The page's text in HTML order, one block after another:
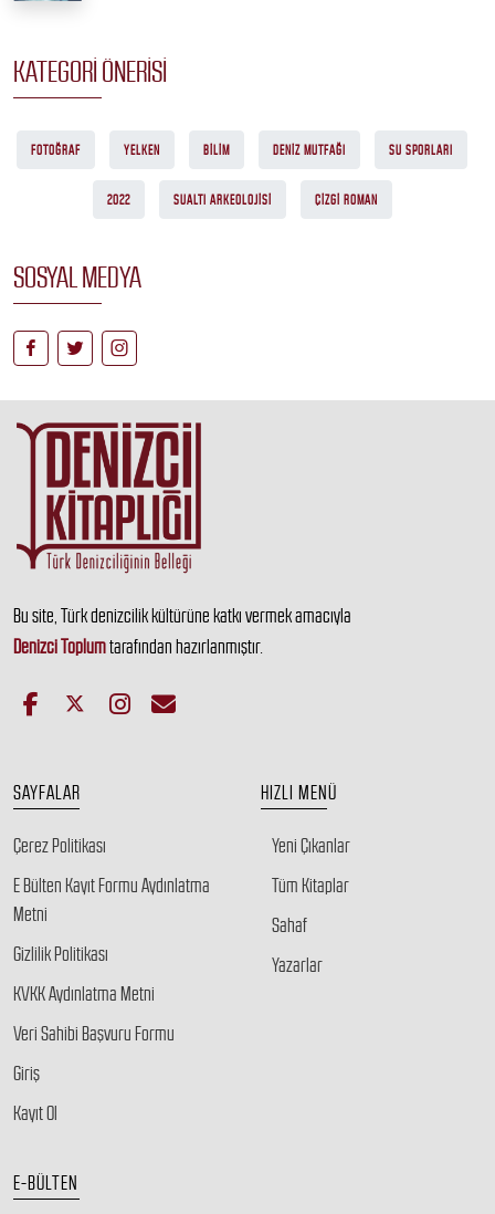
KATEGORI ÖNERISI
FOTOĞRAF YELKEN BILIM DENIZ MUTFAĞI SU SPORLARI
2022 SUALTI ARKEOLOJISI ÇIZGI ROMAN
SOSYAL MEDYA
Bu site, Türk denizcilik kültürüne katkı vermek amacıyla
Denizci Toplumtarafından hazırlanmıştır.
SAYFALAR
Çerez Politikası
E Bülten Kayıt Formu Aydınlatma
Metni
Gizlilik Politikası
KVKK Aydınlatma Metni
Veri Sahibi Başvuru Formu
Giriş
Kayıt Ol
HIZLI MENÜ
Yeni Çıkanlar
Tüm Kitaplar
Sahaf
Yazarlar
E-BÜLTEN